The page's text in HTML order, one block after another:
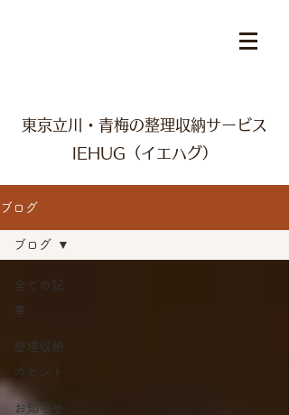
東京立川・青梅の整理収納サービス
IEHUG（イエハグ）
ブログ
全ての記
事
整理収納
のヒント
お知らせ
ブログ